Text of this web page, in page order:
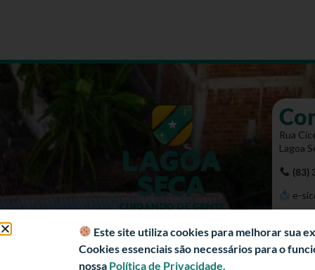
Rua
Lagoa
(83)
e-
Este site utiliza cookies para melhorar sua
Cookies essenciais são necessários para o
nossa Política de Privacidade.